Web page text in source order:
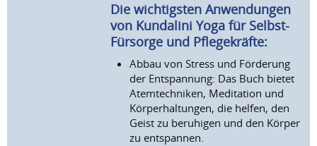
Die wichtigsten Anwendungen
von Kundalini Yoga für Selbst-
Fürsorge und Pflegekräfte:
Abbau von Stress und Förderung
der Entspannung: Das Buch bietet
Atemtechniken, Meditation und
Körperhaltungen, die helfen, den
Geist zu beruhigen und den Körper
zu entspannen.